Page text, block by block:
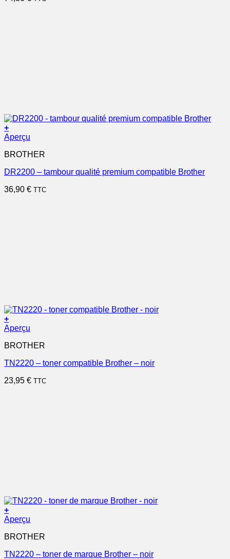
+
Aperçu
BROTHER
DR2200 – tambour qualité premium compatible Brother
36,90 € TTC
+
Aperçu
BROTHER
TN2220 – toner compatible Brother – noir
23,95 € TTC
+
Aperçu
BROTHER
TN2220 – toner de marque Brother – noir